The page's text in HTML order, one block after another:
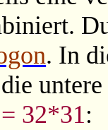
. In
32*31: